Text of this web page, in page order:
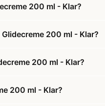
200 ml - Klar?
200 ml - Klar?
200 ml - Klar?
200 ml - Klar?